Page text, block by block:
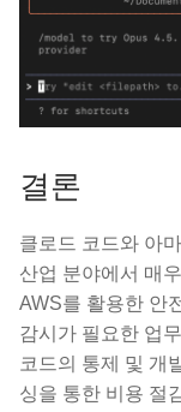
결론
클로드 코드와 아
산업 분야에서 매
AWS를 활용한 안
감시가 필요한 업
코드의 통제 및 개
싱을 통한 비용 절